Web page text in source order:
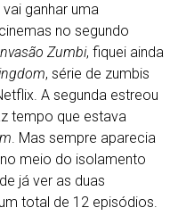
ganhar uma
no segundo
Zumbi, fiquei ainda
, série de zumbis
A segunda estreou
tempo que estava
. Mas sempre aparecia
meio do isolamento
já ver as duas
total de 12 episódios.